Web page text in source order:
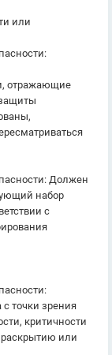
или
отражающие
Должен
набор
с
точки зрения
критичности
раскрытию или